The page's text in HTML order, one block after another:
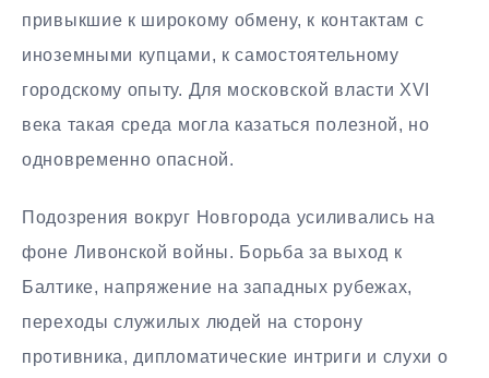
привыкшие к широкому обмену, к контактам с
иноземными купцами, к самостоятельному
городскому опыту. Для московской власти XVI
века такая среда могла казаться полезной, но
одновременно опасной.
Подозрения вокруг Новгорода усиливались на
фоне Ливонской войны. Борьба за выход к
Балтике, напряжение на западных рубежах,
переходы служилых людей на сторону
противника, дипломатические интриги и слухи о